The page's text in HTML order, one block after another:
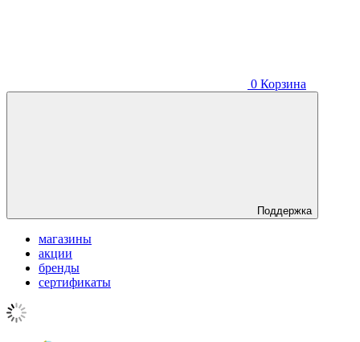
0 Корзина
Поддержка
магазины
акции
бренды
сертификаты